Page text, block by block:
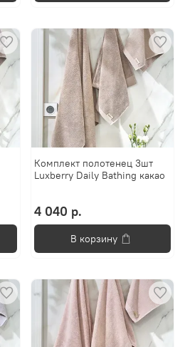
Комплект полотенец 3шт
Luxberry Daily Bathing какао
4 040 р.
В корзину